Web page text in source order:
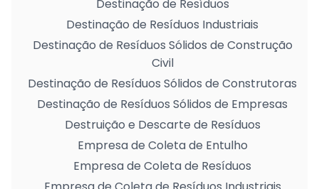
Destinação de Resíduos
Destinação de Resíduos Industriais
Destinação de Resíduos Sólidos de Construção
Civil
Destinação de Resíduos Sólidos de Construtoras
Destinação de Resíduos Sólidos de Empresas
Destruição e Descarte de Resíduos
Empresa de Coleta de Entulho
Empresa de Coleta de Resíduos